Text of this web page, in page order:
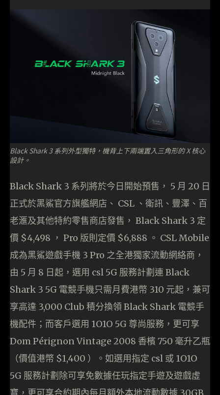
Black Shark 3 系列外型獨特，機背上下兩端置入三角形的 X 核心
設計。
Black Shark 3 系列將於今日開始預售， 5 月 20 日
正式於黑鯊官方旗艦網店、 CSL 、衛訊、豐澤、百
老滙及其他特約零售商店發售， Black Shark 3 定
價 $4,498 ， Pro 版則定價 $6,888 。 CSL Mobile
成為黑鯊遊戲手機 3 Pro 之全港獨家流動網絡商，
由 5 月 8 日起，選用 csl 5G 服務計劃連 Black
Shark 3 5G 電競手機只需月費港幣 310 元起，兼可
享高達 3,000 Club 積分換領 Black Shark 電競手
機配件；而客戶選用 1O1O 5G 尊尚服務，更可享
Dom Pérignon Vintage 2008 香檳 750 毫升乙瓶
（價值港幣 $1,400 ）。如選用指定 csl 或 1O1O
5G 服務計劃除可享免數據任玩指定手遊及遊戲虛